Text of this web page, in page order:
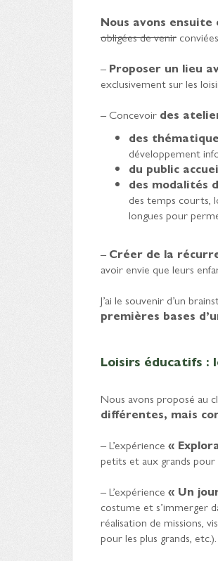
Nous avons
obligées de venir
– Proposer un lieu
exclusivement sur les
– Concevoir des
des
développement
du public
des modalités
des temps courts,
longues pour
– Créer de la
avoir envie que leurs
J’ai le souvenir d’un
premières bases
Loisirs éducatifs :
Nous avons proposé au
différentes, mais
– L’expérience «
petits et aux grands
– L’expérience « Un
costume et s’immerger
réalisation de missions,
pour les plus grands, etc.).